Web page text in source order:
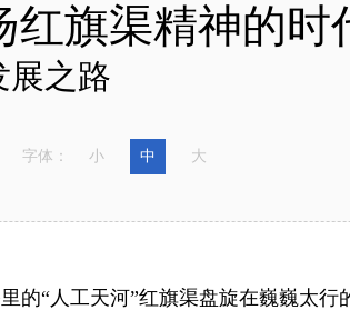
红旗渠精神的时
之路
字体： 小 中 大
“人工天河”红旗渠盘旋在巍巍太行